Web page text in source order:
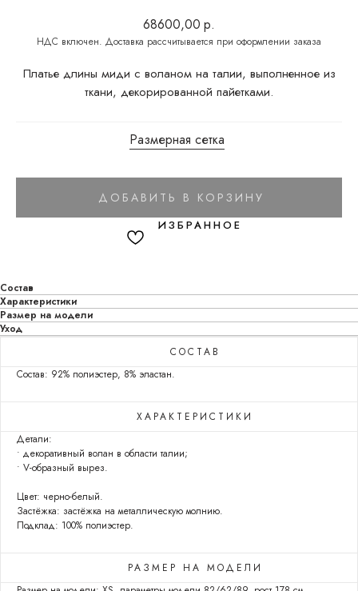
68600,00 р.
Платье длины миди с воланом на талии, выполненное из
ткани, декорированной пайетками.
Размерная сетка
ДОБАВИТЬ В КОРЗИНУ
Состав
Характеристики
Размер на модели
Уход
СОСТАВ
Состав: 92% полиэстер, 8% эластан.
ХАРАКТЕРИСТИКИ
Детали:
• декоративный волан в области талии;
• V-образный вырез.
Цвет: черно-белый.
Застёжка: застёжка на металлическую молнию.
Подклад: 100% полиэстер.
РАЗМЕР НА МОДЕЛИ